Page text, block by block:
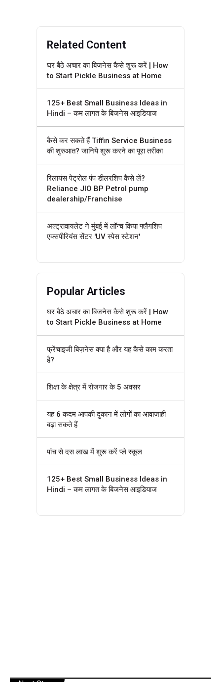
Related Content
घर बैठे अचार का बिजनेस कैसे शुरू करें | How
to Start Pickle Business at Home
125+ Best Small Business Ideas in
Hindi – कम लागत के बिजनेस आइडियाज
कैसे कर सकते हैं Tiffin Service Business
की शुरुआत? जानिये शुरू करने का पूरा तरीका
रिलायंस पेट्रोल पंप डीलरशिप कैसे लें?
Reliance JIO BP Petrol pump
dealership/Franchise
अल्ट्रावायलेट ने मुंबई में लॉन्च किया फ्लैगशिप
एक्सपीरियंस सेंटर 'UV स्पेस स्टेशन'
Popular Articles
घर बैठे अचार का बिजनेस कैसे शुरू करें | How
to Start Pickle Business at Home
फ्रेंचाइजी बिज़नेस क्या है और यह कैसे काम करता
है?
शिक्षा के क्षेत्र में रोजगार के 5 अवसर
यह 6 कदम आपकी दुकान में लोगों का आवाजाही
बढ़ा सकते हैं
पांच से दस लाख में शुरू करें प्ले स्कूल
125+ Best Small Business Ideas in
Hindi – कम लागत के बिजनेस आइडियाज